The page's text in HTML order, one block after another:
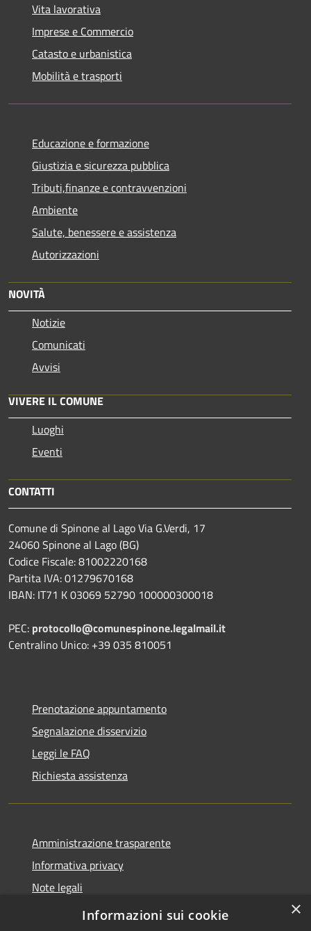
Vita lavorativa
Imprese e Commercio
Catasto e urbanistica
Mobilità e trasporti
Educazione e formazione
Giustizia e sicurezza pubblica
Tributi,finanze e contravvenzioni
Ambiente
Salute, benessere e assistenza
Autorizzazioni
NOVITÀ
Notizie
Comunicati
Avvisi
VIVERE IL COMUNE
Luoghi
Eventi
CONTATTI
Comune di Spinone al Lago Via G.Verdi, 17
24060 Spinone al Lago (BG)
Codice Fiscale: 81002220168
Partita IVA: 01279670168
IBAN: IT71 K 03069 52790 100000300018
PEC: protocollo@comunespinone.legalmail.it
Centralino Unico: +39 035 810051
Prenotazione appuntamento
Segnalazione disservizio
Leggi le FAQ
Richiesta assistenza
Amministrazione trasparente
Informativa privacy
Note legali
Dichiarazione di accessibilità
×
Informazioni sui cookie